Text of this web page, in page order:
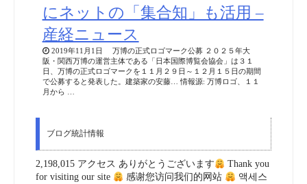
にネットの「集合知」も活用 –
産経ニュース
2019年11月1日 万博の正式ロゴマーク公募 ２０２５年大
阪・関西万博の運営主体である「日本国際博覧会協会」は３１
日、万博の正式ロゴマークを１１月２９日～１２月１５日の期間
で公募すると発表した。建築家の安藤… 情報源: 万博ロゴ、１１
月から …
ブログ統計情報
2,198,015 アクセス ありがとうございます
Thank you
for visiting our site
感谢您访问我们的网站
액세스